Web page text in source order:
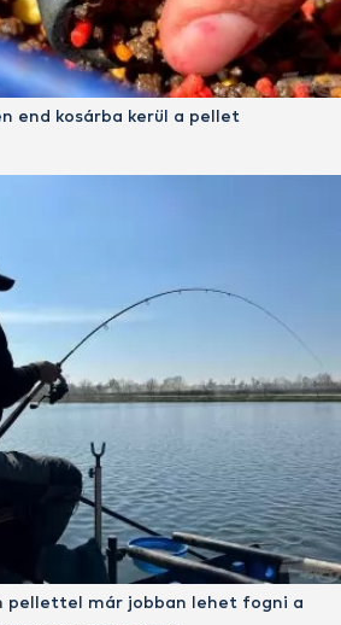
end kosárba kerül a pellet
pellettel már jobban lehet fogni a